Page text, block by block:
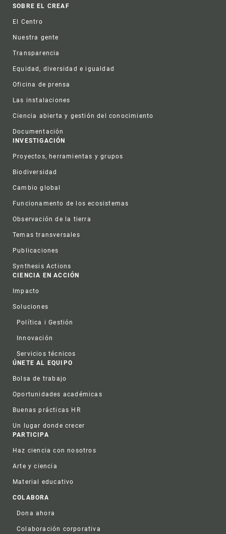
Footer
SOBRE EL CREAF
El Centro
Nuestra gente
Transparencia
Equidad, diversidad e igualdad
Oficina de prensa
Las instalaciones
Ciencia abierta y gestión del conocimiento
Documentación
INVESTIGACIÓN
Proyectos, herramientas y grupos
Biodiversidad
Cambio global
Funcionamento de los ecosistemas
Observación de la tierra
Temas transversales
Publicaciones
Synthesis Actions
CIENCIA EN ACCIÓN
Impacto
Soluciones
Política i Gestión
Innovación
Servicios técnicos
ÚNETE AL EQUIPO
Bolsa de trabajo
Oportunidades académicas
Buenas prácticas HR
Un lugar donde crecer
PARTICIPA
Haz ciencia con nosotros
Arte y ciencia
Material educativo
COLABORA
Dona ahora
Colaboración corporativa